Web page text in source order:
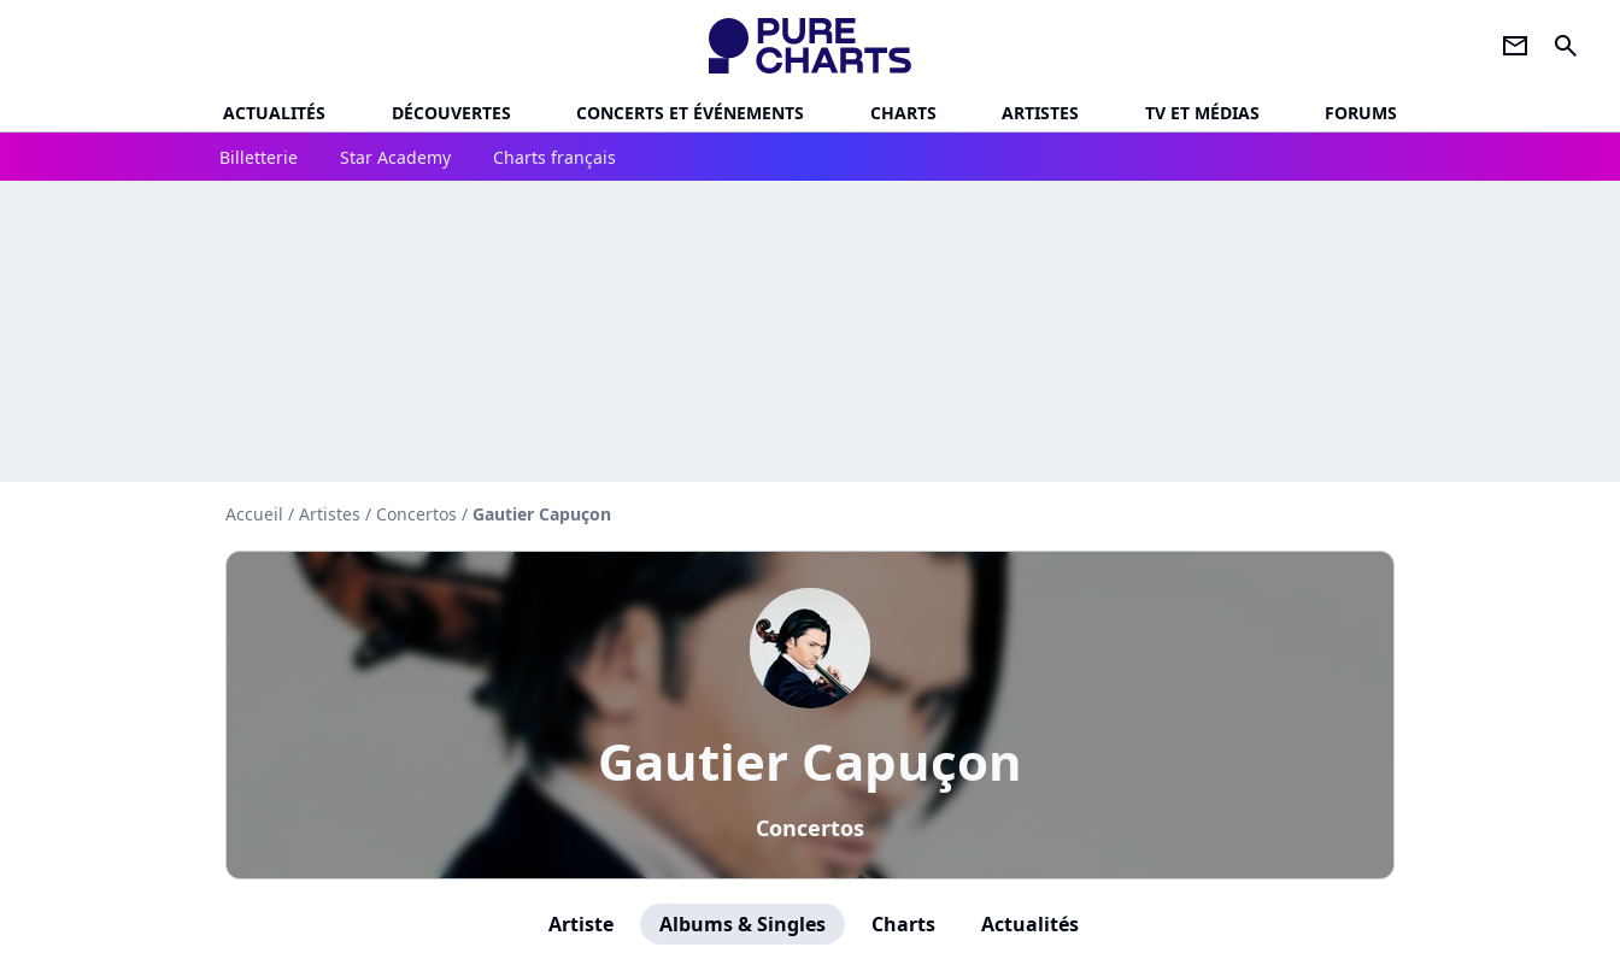
newsletter search
ACTUALITÉS DÉCOUVERTES CONCERTS ET ÉVÉNEMENTS CHARTS ARTISTES TV ET MÉDIAS
FORUMS
Billetterie
Star Academy Charts français
Accueil / Artistes / Concertos / Gautier Capuçon
Gautier Capuçon
Concertos
Artiste Albums & Singles Charts Actualités